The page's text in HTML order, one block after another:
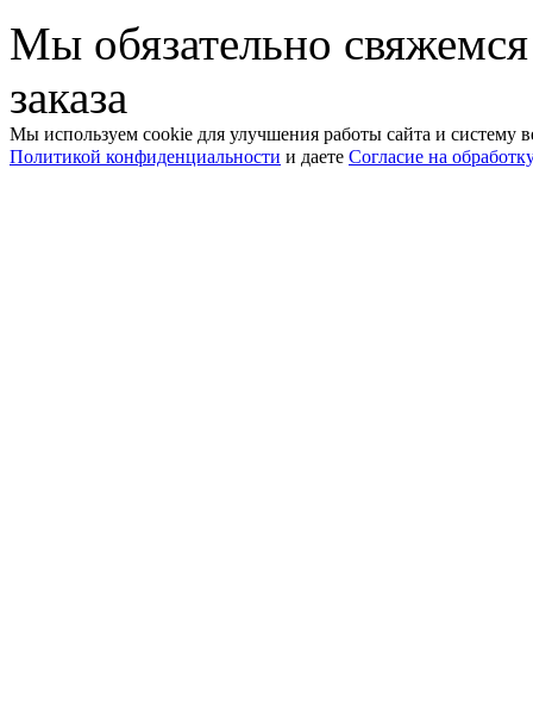
Мы обязательно
заказа
Мы используем cookie для улучшения работы сайта и систему
Политикой конфиденциальности и даете Согласие на